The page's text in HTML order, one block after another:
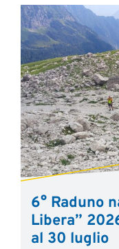
6° Raduno
Libera”
al 30 luglio